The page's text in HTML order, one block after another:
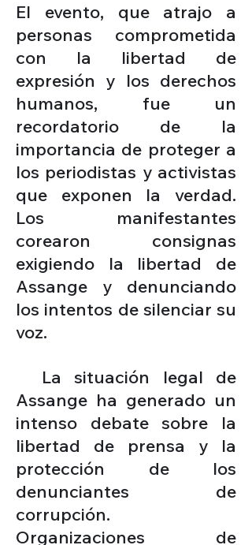
El evento, que atrajo a
personas comprometida
con la libertad de
expresión y los derechos
humanos, fue un
recordatorio de la
importancia de proteger a
los periodistas y activistas
que exponen la verdad.
Los manifestantes
corearon consignas
exigiendo la libertad de
Assange y denunciando
los intentos de silenciar su
voz.
La situación legal de
Assange ha generado un
intenso debate sobre la
libertad de prensa y la
protección de los
denunciantes de
corrupción.
Organizaciones de